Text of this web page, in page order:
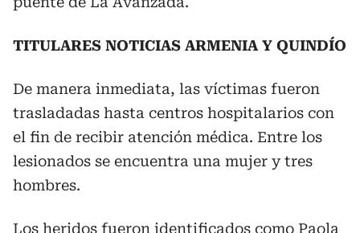
TITULARES NOTICIAS ARMENIA Y QUINDÍO
De manera inmediata, las víctimas fueron
trasladadas hasta centros hospitalarios con
el fin de recibir atención médica. Entre los
lesionados se encuentra una mujer y tres
hombres.
Los heridos fueron identificados como Paola